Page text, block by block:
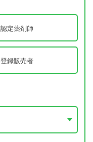
認定薬剤師
登録販売者